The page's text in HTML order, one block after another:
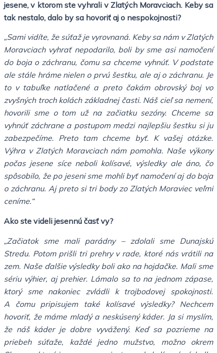
jesene, v ktorom ste vyhrali v Zlatých Moravciach. Keby sa
tak nestalo, dalo by sa hovoriť aj o nespokojnosti?
„Sami vidíte, že súťaž je vyrovnaná. Keby sa nám v Zlatých
Moravciach vyhrať nepodarilo, boli by sme asi namočení
do boja o záchranu, čomu sa chceme vyhnúť. V podstate
ale stále hráme nielen o prvú šestku, ale aj o záchranu. Je
to v tabuľke natlačené a preto čakám obrovský boj vo
zvyšných troch kolách základnej časti. Náš cieľ sa nemení,
hovorili sme o tom už na začiatku sezóny. Chceme sa
vyhnúť záchrane a postupom medzi najlepšiu šestku si ju
zabezpečíme. Preto tam chceme byť. K vašej otázke.
Výhra v Zlatých Moravciach nám pomohla. Naše výkony
počas jesene síce neboli kolísavé, výsledky ale áno, čo
spôsobilo, že po jeseni sme mohli byť namočení aj do boja
o záchranu. Aj preto si tri body zo Zlatých Moraviec veľmi
ceníme.“
Ako ste videli jesennú časť vy?
„Začiatok sme mali parádny – zdolali sme Dunajskú
Stredu. Potom prišli tri prehry v rade, ktoré nás vrátili na
zem. Naše ďalšie výsledky boli ako na hojdačke. Mali sme
sériu výhier, aj prehier. Lámalo sa to na jednom zápase,
ktorý sme nakoniec zvládli k trojbodovej spokojnosti.
A čomu pripisujem také kolísavé výsledky? Nechcem
hovoriť, že máme mladý a neskúsený káder. Ja si myslím,
že náš káder je dobre vyvážený. Keď sa pozrieme na
priebeh súťaže, každé jedno mužstvo, možno okrem